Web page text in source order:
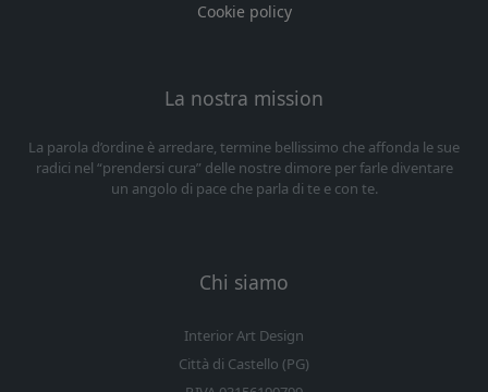
Cookie policy
La nostra mission
La parola d’ordine è arredare, termine bellissimo che affonda le sue
radici nel “prendersi cura” delle nostre dimore per farle diventare
un angolo di pace che parla di te e con te.
Chi siamo
Interior Art Design
Città di Castello (PG)